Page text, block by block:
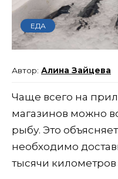
ЕДА
Алина Зайцева
Чаще всего на
магазинов можно
рыбу. Это
необходимо
тысячи километров